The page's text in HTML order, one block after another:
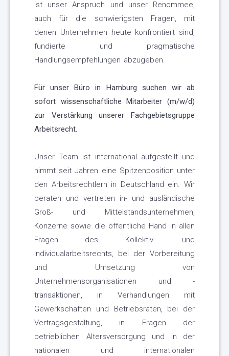
ist unser Anspruch und unser Renommee,
auch für die schwierigsten Fragen, mit
denen Unternehmen heute konfrontiert sind,
fundierte und pragmatische
Handlungsempfehlungen abzugeben.
Für unser Büro in Hamburg suchen wir ab
sofort wissenschaftliche Mitarbeiter (m/w/d)
zur Verstärkung unserer Fachgebietsgruppe
Arbeitsrecht.
Unser Team ist international aufgestellt und
nimmt seit Jahren eine Spitzenposition unter
den Arbeitsrechtlern in Deutschland ein. Wir
beraten und vertreten in- und ausländische
Groß- und Mittelstandsunternehmen,
Konzerne sowie die öffentliche Hand in allen
Fragen des Kollektiv- und
Individualarbeitsrechts, bei der Vorbereitung
und Umsetzung von
Unternehmensorganisationen und -
transaktionen, in Verhandlungen mit
Gewerkschaften und Betriebsräten, bei der
Vertragsgestaltung, in Fragen der
betrieblichen Altersversorgung und in der
nationalen und internationalen